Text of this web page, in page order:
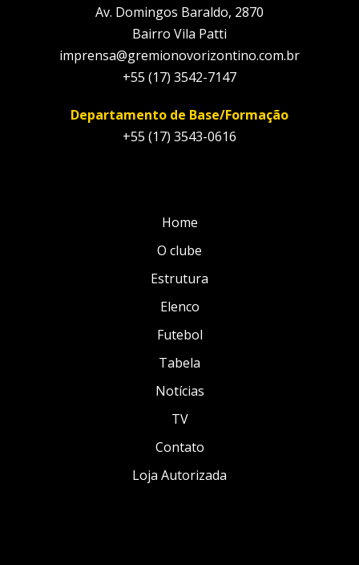
Av. Domingos Baraldo, 2870
Bairro Vila Patti
imprensa@gremionovorizontino.com.br
+55 (17) 3542-7147
Departamento de Base/Formação
+55 (17) 3543-0616
Home
O clube
Estrutura
Elenco
Futebol
Tabela
Notícias
TV
Contato
Loja Autorizada